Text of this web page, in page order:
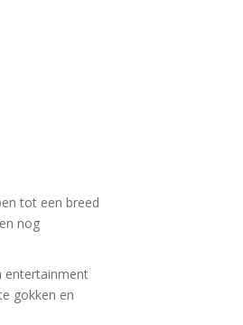
tot een breed
nog
entertainment
gokken en